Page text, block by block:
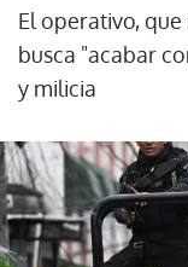
El operativo,
busca "acabar
y milicia